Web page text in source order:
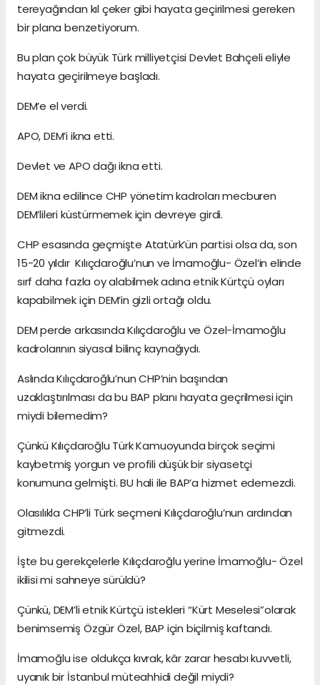
tereyağından kıl çeker gibi hayata geçirilmesi gereken
bir plana benzetiyorum.
Bu plan çok büyük Türk milliyetçisi Devlet Bahçeli eliyle
hayata geçirilmeye başladı.
DEM’e el verdi.
APO, DEM’i ikna etti.
Devlet ve APO dağı ikna etti.
DEM ikna edilince CHP yönetim kadroları mecburen
DEM’lileri küstürmemek için devreye girdi.
CHP esasında geçmişte Atatürk’ün partisi olsa da, son
15-20 yıldır Kılıçdaroğlu’nun ve İmamoğlu- Özel’in elinde
sırf daha fazla oy alabilmek adına etnik Kürtçü oyları
kapabilmek için DEM’in gizli ortağı oldu.
DEM perde arkasında Kılıçdaroğlu ve Özel-İmamoğlu
kadrolarının siyasal bilinç kaynağıydı.
Aslında Kılıçdaroğlu’nun CHP’nin başından
uzaklaştırılması da bu BAP planı hayata geçrilmesi için
miydi bilemedim?
Çünkü Kılıçdaroğlu Türk Kamuoyunda birçok seçimi
kaybetmiş yorgun ve profili düşük bir siyasetçi
konumuna gelmişti. BU hali ile BAP’a hizmet edemezdi.
Olasılıkla CHP’li Türk seçmeni Kılıçdaroğlu’nun ardından
gitmezdi.
İşte bu gerekçelerle Kılıçdaroğlu yerine İmamoğlu- Özel
ikilisi mi sahneye sürüldü?
Çünkü, DEM’li etnik Kürtçü istekleri “Kürt Meselesi”olarak
benimsemiş Özgür Özel, BAP için biçilmiş kaftandı.
İmamoğlu ise oldukça kıvrak, kâr zarar hesabı kuvvetli,
uyanık bir İstanbul müteahhidi değil miydi?